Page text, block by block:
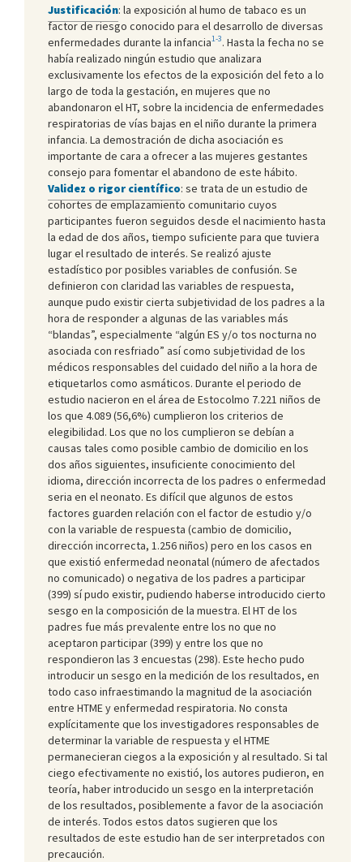
Justificación: la exposición al humo de tabaco es un
factor de riesgo conocido para el desarrollo de diversas
enfermedades durante la infancia1-3. Hasta la fecha no se
había realizado ningún estudio que analizara
exclusivamente los efectos de la exposición del feto a lo
largo de toda la gestación, en mujeres que no
abandonaron el HT, sobre la incidencia de enfermedades
respiratorias de vías bajas en el niño durante la primera
infancia. La demostración de dicha asociación es
importante de cara a ofrecer a las mujeres gestantes
consejo para fomentar el abandono de este hábito.
Validez o rigor científico: se trata de un estudio de
cohortes de emplazamiento comunitario cuyos
participantes fueron seguidos desde el nacimiento hasta
la edad de dos años, tiempo suficiente para que tuviera
lugar el resultado de interés. Se realizó ajuste
estadístico por posibles variables de confusión. Se
definieron con claridad las variables de respuesta,
aunque pudo existir cierta subjetividad de los padres a la
hora de responder a algunas de las variables más
“blandas”, especialmente “algún ES y/o tos nocturna no
asociada con resfriado” así como subjetividad de los
médicos responsables del cuidado del niño a la hora de
etiquetarlos como asmáticos. Durante el periodo de
estudio nacieron en el área de Estocolmo 7.221 niños de
los que 4.089 (56,6%) cumplieron los criterios de
elegibilidad. Los que no los cumplieron se debían a
causas tales como posible cambio de domicilio en los
dos años siguientes, insuficiente conocimiento del
idioma, dirección incorrecta de los padres o enfermedad
seria en el neonato. Es difícil que algunos de estos
factores guarden relación con el factor de estudio y/o
con la variable de respuesta (cambio de domicilio,
dirección incorrecta, 1.256 niños) pero en los casos en
que existió enfermedad neonatal (número de afectados
no comunicado) o negativa de los padres a participar
(399) sí pudo existir, pudiendo haberse introducido cierto
sesgo en la composición de la muestra. El HT de los
padres fue más prevalente entre los no que no
aceptaron participar (399) y entre los que no
respondieron las 3 encuestas (298). Este hecho pudo
introducir un sesgo en la medición de los resultados, en
todo caso infraestimando la magnitud de la asociación
entre HTME y enfermedad respiratoria. No consta
explícitamente que los investigadores responsables de
determinar la variable de respuesta y el HTME
permanecieran ciegos a la exposición y al resultado. Si tal
ciego efectivamente no existió, los autores pudieron, en
teoría, haber introducido un sesgo en la interpretación
de los resultados, posiblemente a favor de la asociación
de interés. Todos estos datos sugieren que los
resultados de este estudio han de ser interpretados con
precaución.